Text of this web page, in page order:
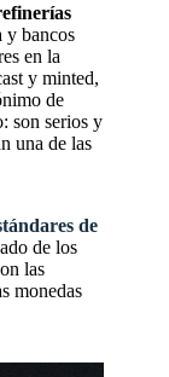
y bancos
en la
y minted,
de
son serios y
una de las
de
de los
las
monedas